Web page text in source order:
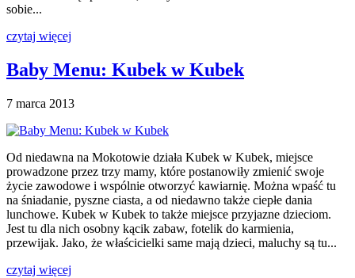
sobie...
czytaj więcej
Baby Menu: Kubek w Kubek
7 marca 2013
Od niedawna na Mokotowie działa Kubek w Kubek, miejsce
prowadzone przez trzy mamy, które postanowiły zmienić swoje
życie zawodowe i wspólnie otworzyć kawiarnię. Można wpaść tu
na śniadanie, pyszne ciasta, a od niedawno także ciepłe dania
lunchowe. Kubek w Kubek to także miejsce przyjazne dzieciom.
Jest tu dla nich osobny kącik zabaw, fotelik do karmienia,
przewijak. Jako, że właścicielki same mają dzieci, maluchy są tu...
czytaj więcej